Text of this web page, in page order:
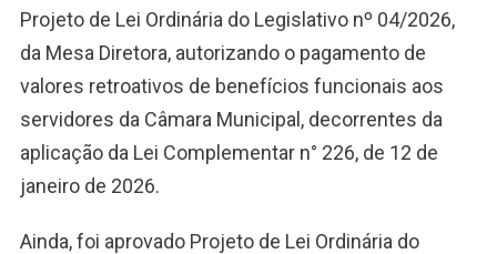
Projeto de Lei Ordinária do Legislativo nº 04/2026,
da Mesa Diretora, autorizando o pagamento de
valores retroativos de benefícios funcionais aos
servidores da Câmara Municipal, decorrentes da
aplicação da Lei Complementar n° 226, de 12 de
janeiro de 2026.
Ainda, foi aprovado Projeto de Lei Ordinária do